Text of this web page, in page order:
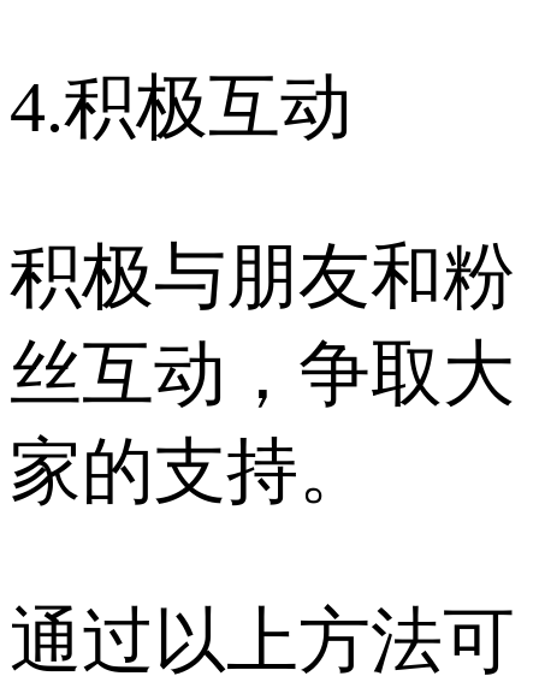
4.积极互动
积极与朋友和粉
丝互动，争取大
家的支持。
通过以上方法可